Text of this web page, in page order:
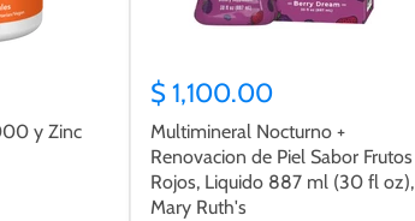
y Zinc
$ 1,100.00
Multimineral Nocturno +
Renovacion de Piel Sabor Frutos
Rojos, Liquido 887 ml (30 fl oz),
Mary Ruth's